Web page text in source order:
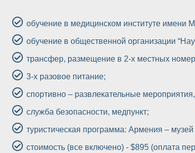
обучение в медицинском институте имени
обучение в общественной организации
трансфер, размещение в 2-х местных
3-х разовое питание;
спортивно – развлекательные
служба безопасности, медпункт;
туристическая программа: Армения –
стоимость (все включено) - $895 (оплата